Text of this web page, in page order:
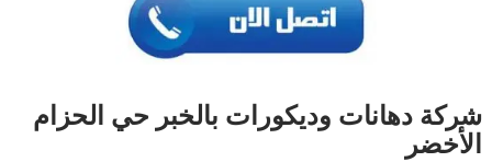
شركة دهانات وديكورات بالخبر حي الحزام
الأخضر